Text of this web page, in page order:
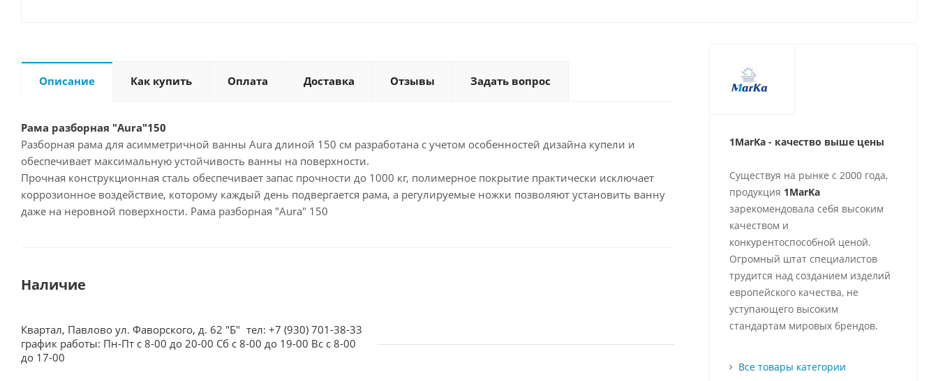
Описание Как купить Оплата Доставка Отзывы Задать вопрос
Рама разборная "Aura"150
Разборная рама для асимметричной ванны Aura длиной 150 см разработана с учетом особенностей дизайна купели и
обеспечивает максимальную устойчивость ванны на поверхности.
Прочная конструкционная сталь обеспечивает запас прочности до 1000 кг, полимерное покрытие практически исключает
коррозионное воздействие, которому каждый день подвергается рама, а регулируемые ножки позволяют установить ванну
даже на неровной поверхности. Рама разборная "Aura" 150
Наличие
Квартал, Павлово ул. Фаворского, д. 62 "Б" тел: +7 (930) 701-38-33
график работы: Пн-Пт с 8-00 до 20-00 Сб с 8-00 до 19-00 Вс с 8-00
до 17-00
1MarKa - качество выше цены
Существуя на рынке с 2000 года,
продукция 1MarKa
зарекомендовала себя высоким
качеством и
конкурентоспособной ценой.
Огромный штат специалистов
трудится над созданием изделий
европейского качества, не
уступающего высоким
стандартам мировых брендов.
Все товары категории